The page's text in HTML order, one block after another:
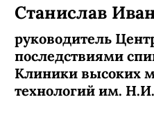
Станислав
руководитель
последствиями
Клиники высоких
технологий им.